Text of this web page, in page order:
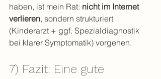
haben, ist mein Rat: nicht im Internet
verlieren, sondern strukturiert
(Kinderarzt + ggf. Spezialdiagnostik
bei klarer Symptomatik) vorgehen.
7) Fazit: Eine gute